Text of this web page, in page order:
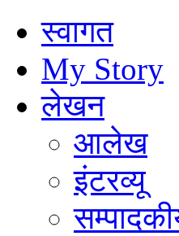
स्वागत
My Story
लेखन
आलेख
इंटरव्यू